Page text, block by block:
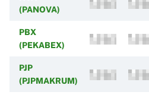
(PANOVA)
PBX
(PEKABEX)
PJP
(PJPMAKRUM)